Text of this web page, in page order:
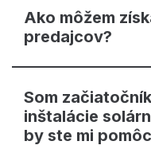
Ako môžem
predajcov?
Som
inštalácie
by ste mi